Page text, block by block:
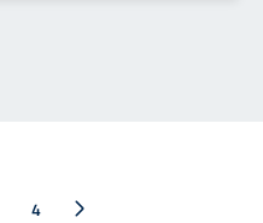
4
Pagina successiva